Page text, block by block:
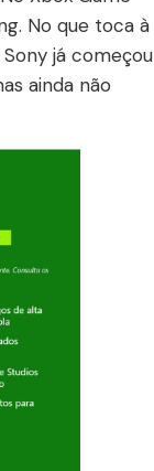
No que toca à
já começou
ainda não